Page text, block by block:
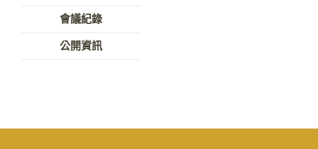
會議紀錄
公開資訊